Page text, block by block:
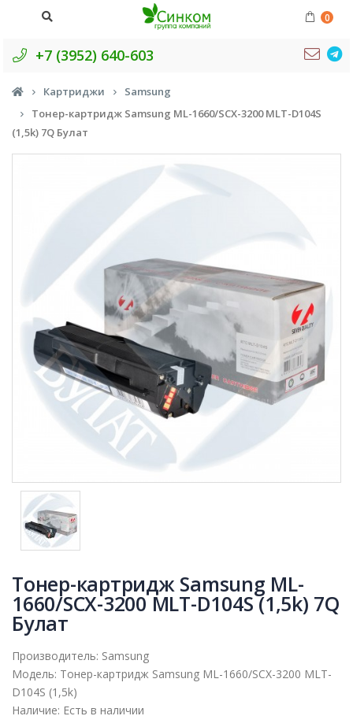
0
+7 (3952) 640-603
Картриджи
Samsung
Тонер-картридж Samsung ML-1660/SCX-3200 MLT-D104S
(1,5k) 7Q Булат
Тонер-картридж Samsung ML-
1660/SCX-3200 MLT-D104S (1,5k) 7Q
Булат
Производитель: Samsung
Модель: Тонер-картридж Samsung ML-1660/SCX-3200 MLT-
D104S (1,5k)
Наличие: Есть в наличии